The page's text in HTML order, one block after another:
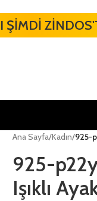
ŞİMDİ
Ana Sayfa/Kadın/925-
925-
Işıklı